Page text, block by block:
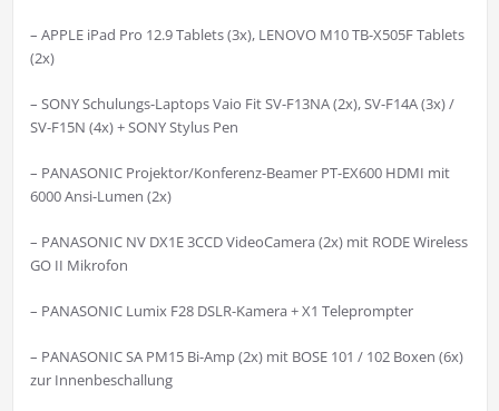
– APPLE iPad Pro 12.9 Tablets (3x), LENOVO M10 TB-X505F Tablets
(2x)
– SONY Schulungs-Laptops Vaio Fit SV-F13NA (2x), SV-F14A (3x) /
SV-F15N (4x) + SONY Stylus Pen
– PANASONIC Projektor/Konferenz-Beamer PT-EX600 HDMI mit
6000 Ansi-Lumen (2x)
– PANASONIC NV DX1E 3CCD VideoCamera (2x) mit RODE Wireless
GO II Mikrofon
– PANASONIC Lumix F28 DSLR-Kamera + X1 Teleprompter
– PANASONIC SA PM15 Bi-Amp (2x) mit BOSE 101 / 102 Boxen (6x)
zur Innenbeschallung